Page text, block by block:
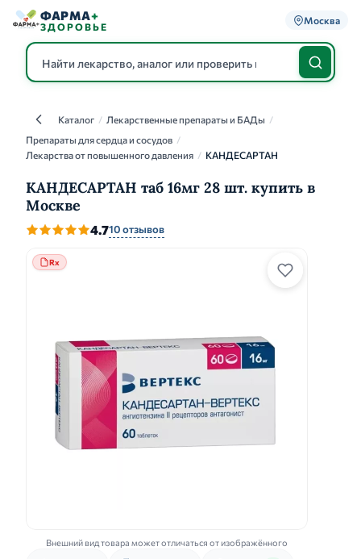
ФАРМА+
ЗДОРОВЬЕ
Москва
КаталогКаталог / Лекарственные препараты и БАДы /
Препараты для сердца и сосудов /
Лекарства от повышенного давления / КАНДЕСАРТАН
КАНДЕСАРТАН таб 16мг 28 шт. купить в
Москве
4.710 отзывов
Rx
Внешний вид товара может отличаться от изображённого